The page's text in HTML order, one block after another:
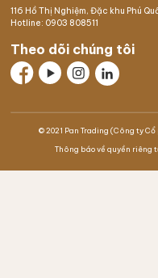
116 Hồ Thị Nghiệm, Đặc khu Phú
Hotline: 0903 808511
Theo dõi chúng tôi
© 2021 Pan Trading (Công ty
Thông báo về quyền riêng